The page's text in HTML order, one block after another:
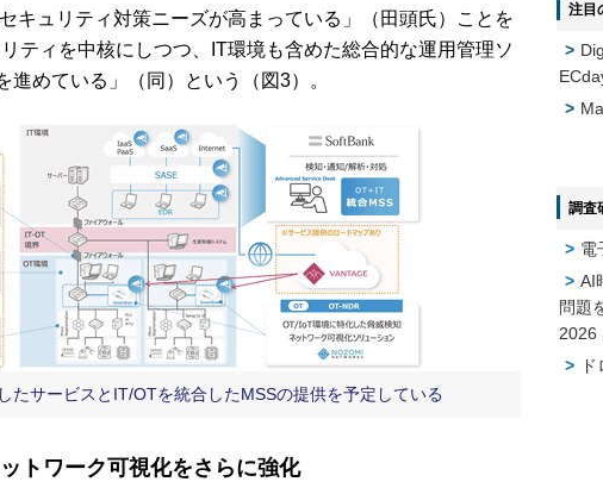
キュリティ対策ニーズが高まっている」（田頭氏）ことを
ティを中核にしつつ、IT環境も含めた総合的な運用管理ソ
進めている」（同）という（図3）。
たサービスとIT/OTを統合したMSSの提供を予定している
トワーク可視化をさらに強化
注目
調査
電
AI
問題